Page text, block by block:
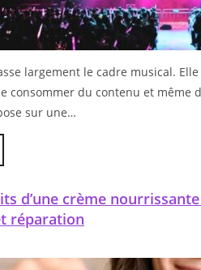
largement le cadre musical.
consommer du contenu et même
sur une…
d’une crème
réparation